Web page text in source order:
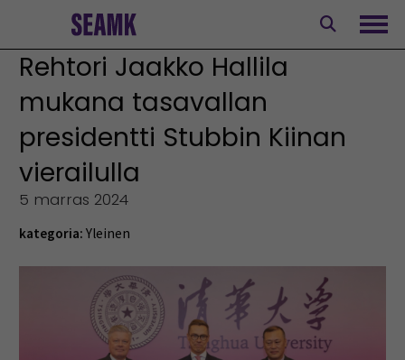
Rehtori Jaakko Hallila
mukana tasavallan
presidentti Stubbin Kiinan
vierailulla
5 marras 2024
kategoria: Yleinen